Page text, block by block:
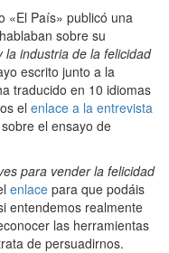
«El País» publicó una
sobre su
la industria de la felicidad
escrito junto a la
traducido en 10 idiomas
el enlace a la entrevista
el ensayo de
para vender la felicidad
enlace para que podáis
entendemos realmente
las herramientas
de persuadirnos.